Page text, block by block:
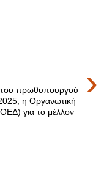
›
του πρωθυπουργού
η Οργανωτική
για το μέλλον